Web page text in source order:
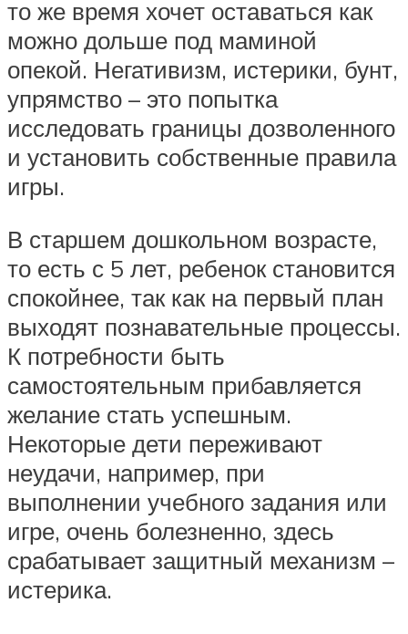
то же время хочет оставаться как
можно дольше под маминой
опекой. Негативизм, истерики, бунт,
упрямство – это попытка
исследовать границы дозволенного
и установить собственные правила
игры.
В старшем дошкольном возрасте,
то есть с 5 лет, ребенок становится
спокойнее, так как на первый план
выходят познавательные процессы.
К потребности быть
самостоятельным прибавляется
желание стать успешным.
Некоторые дети переживают
неудачи, например, при
выполнении учебного задания или
игре, очень болезненно, здесь
срабатывает защитный механизм –
истерика.